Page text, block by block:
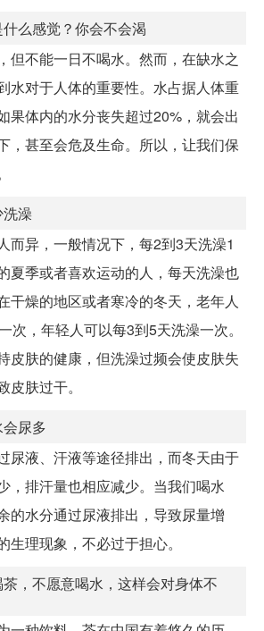
么感觉？你会不会渴
但不能一日不喝水。然而，在缺水之
水对于人体的重要性。水占据人体重
果体内的水分丧失超过20%，就会出
，甚至会危及生命。所以，让我们保
澡
而异，一般情况下，每2到3天洗澡1
夏季或者喜欢运动的人，每天洗澡也
干燥的地区或者寒冷的冬天，老年人
次，年轻人可以每3到5天洗澡一次。
皮肤的健康，但洗澡过频会使皮肤失
肤过干。
尿多
尿液、汗液等途径排出，而冬天由于
，排汗量也相应减少。当我们喝水
的水分通过尿液排出，导致尿量增
生理现象，不必过于担心。
，不愿意喝水，这样会对身体不